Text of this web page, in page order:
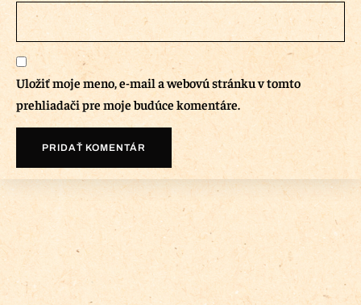
Uložiť moje meno, e-mail a webovú stránku v tomto
prehliadači pre moje budúce komentáre.